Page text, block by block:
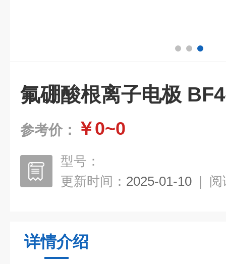
氟硼酸根离子电极
参考价： ￥0~0
型号：
更新时间： 2025-01-10 | 阅
详情介绍